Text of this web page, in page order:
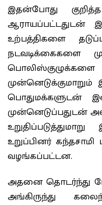
இதன்போது
ஆராயப்பட்டதுடன்
உற்பத்திகளை
நடவடிக்கைகளை
பொலிஸ்குழுக்களை
பொதுமக்களுடன்
முன்னெடுப்பதுடன்
உறுப்பினர்
வழங்கப்பட்டன.
அதனை தொடர்ந்து
அங்கிருந்து